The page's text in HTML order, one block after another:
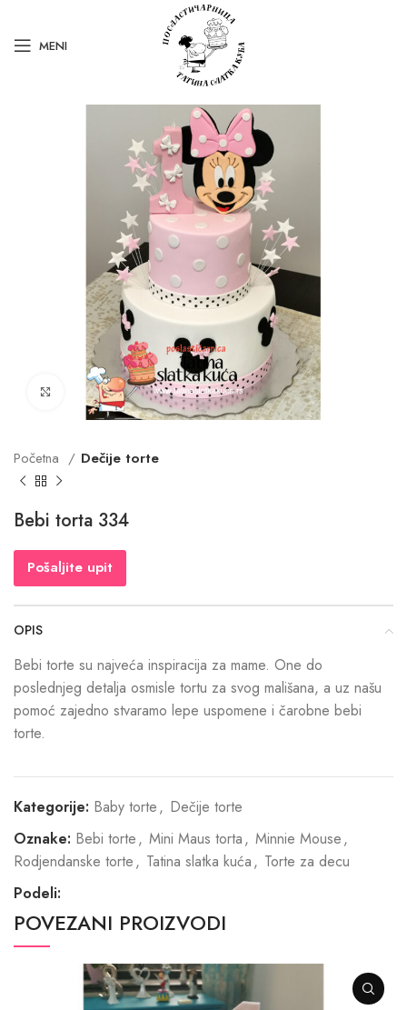
MENI
Kliknite za uvećanje
Početna Dečije torte
Bebi torta 334
Pošaljite upit
OPIS
Bebi torte su najveća inspiracija za mame. One do
poslednjeg detalja osmisle tortu za svog mališana, a uz našu
pomoć zajedno stvaramo lepe uspomene i čarobne bebi
torte.
Kategorije: Baby torte, Dečije torte
Oznake: Bebi torte, Mini Maus torta, Minnie Mouse,
Rodjendanske torte, Tatina slatka kuća, Torte za decu
Podeli:
POVEZANI PROIZVODI